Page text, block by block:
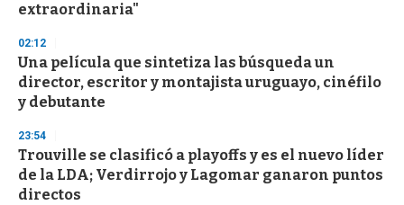
3
s
e
c
o
n
d
extraordinaria"
02:12
Una película que sintetiza las búsqueda un
director, escritor y montajista uruguayo, cinéfilo
y debutante
23:54
Trouville se clasificó a playoffs y es el nuevo líder
de la LDA; Verdirrojo y Lagomar ganaron puntos
directos